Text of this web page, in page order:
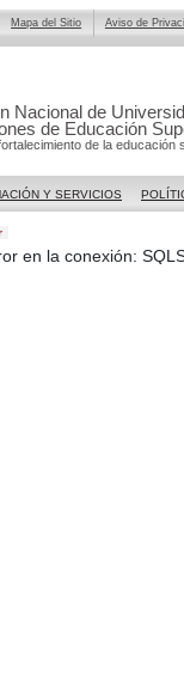
Nacional de
de Educación
de la educación
Y SERVICIOS
Mapa del Sitio Aviso de
en la conexión: